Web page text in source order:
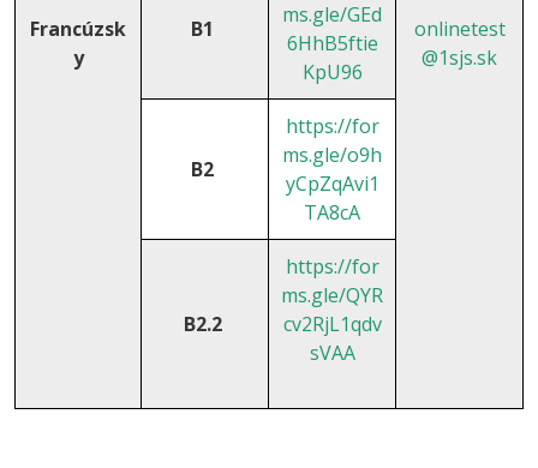
Francúzsk
y
onlinetest
@1sjs.sk
B1
ms.gle/GEd
6HhB5ftie
KpU96
B2
https://for
ms.gle/o9h
yCpZqAvi1
TA8cA
B2.2
https://for
ms.gle/QYR
cv2RjL1qdv
sVAA